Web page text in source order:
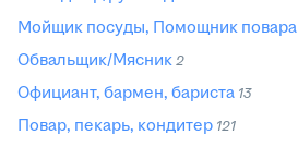
Мойщик посуды, Помощник повара
Обвальщик/Мясник 2
Официант, бармен, бариста 13
Повар, пекарь, кондитер 121